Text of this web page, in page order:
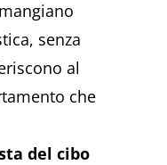
senza
al
che
del cibo